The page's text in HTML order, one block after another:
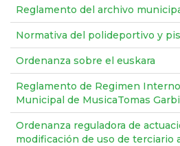
Reglamento del archivo
Normativa del polideportivo y
Ordenanza sobre el euskara
Reglamento de Regimen
Municipal de MusicaTomas
Ordenanza reguladora de
modificación de uso de terciario